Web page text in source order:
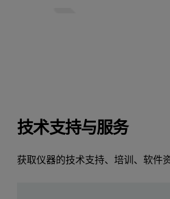
技术支持与服务
获取仪器的技术支持、培训、软件